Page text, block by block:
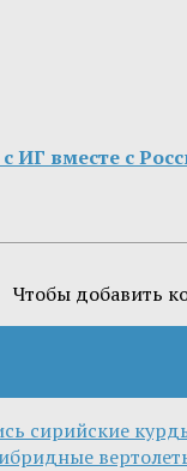
ИГ вместе с
Чтобы добавить
сирийские